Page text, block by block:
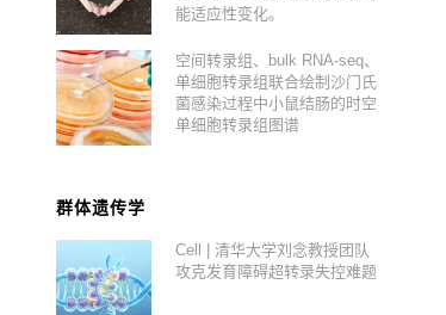
能适应性变化。
空间转录组、bulk RNA-seq、
单细胞转录组联合绘制沙门氏
菌感染过程中小鼠结肠的时空
单细胞转录组图谱
群体遗传学
Cell | 清华大学刘念教授团队
攻克发育障碍超转录失控难题